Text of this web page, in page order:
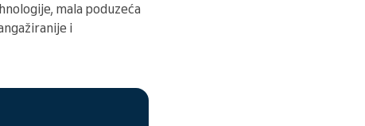
mala poduzeća
i